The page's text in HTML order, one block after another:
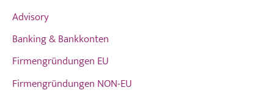
Advisory
Banking & Bankkonten
Firmengründungen EU
Firmengründungen NON-EU